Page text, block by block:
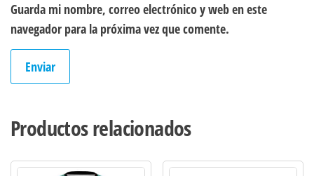
Guarda mi nombre, correo electrónico y web en este
navegador para la próxima vez que comente.
Productos relacionados